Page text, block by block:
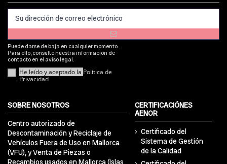
Puede darse de baja en cualquier momento.
Para ello, consulte nuestra información de
contacto en el aviso legal.
He leído y aceptado la Política de
Privacidad
SOBRE NOSOTROS
Centro autorizado de
Descontaminación y Reciclaje de
Vehículos Fuera de Uso en Mallorca
(VFU), y Venta de Piezas o
Recambios usados en Mallorca (Islas
CERTIFICACIÓNES
AENOR
Certificado del
Sistema de Gestión
de la Calidad